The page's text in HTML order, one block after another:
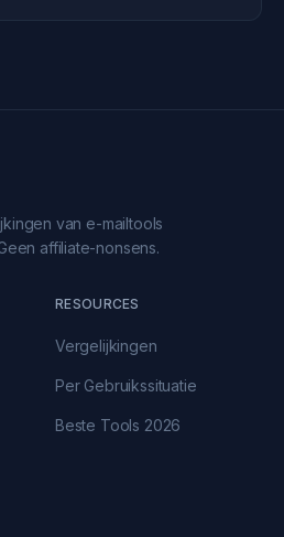
van e-mailtools
affiliate-nonsens.
RESOURCES
Vergelijkingen
Per Gebruikssituatie
Beste Tools 2026